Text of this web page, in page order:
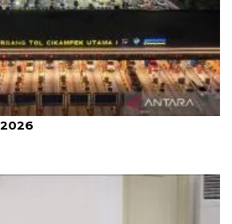
responden puas dengan